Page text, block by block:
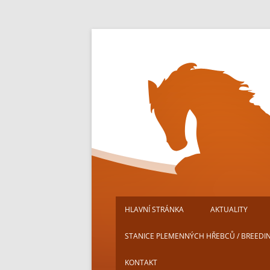
Přejít
HLAVNÍ STRÁNKA AKTUALITY
STANICE PLEMENNÝCH HŘEBCŮ /
KONTAKT